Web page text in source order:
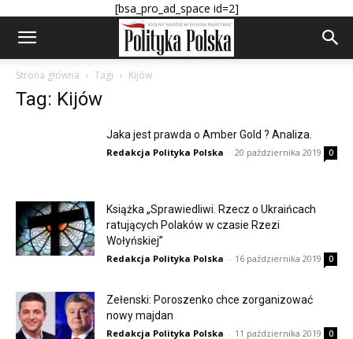
[bsa_pro_ad_space id=2]
Strona główna Tagi Kijów
Tag: Kijów
Jaka jest prawda o Amber Gold ? Analiza.
Redakcja Polityka Polska - 20 października 2019 0
Książka „Sprawiedliwi. Rzecz o Ukraińcach
ratujących Polaków w czasie Rzezi
Wołyńskiej”
Redakcja Polityka Polska - 16 października 2019 0
Zełenski: Poroszenko chce zorganizować
nowy majdan
Redakcja Polityka Polska - 11 października 2019 0